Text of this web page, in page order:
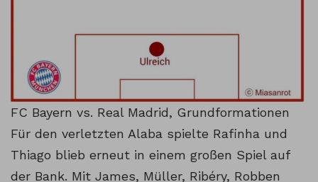
FC Bayern vs. Real Madrid, Grundformationen
Für den verletzten Alaba spielte Rafinha und
Thiago blieb erneut in einem großen Spiel auf
der Bank. Mit James, Müller, Ribéry, Robben